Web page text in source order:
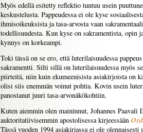
Myös edellä esitetty reflektio tuntuu usein
keskustelusta. Pappeudessa ei ole kyse
ihmisoikeuksista ja tasa-arvosta vaan
todellisuudesta. Kun kyse on sakramentista, opin
kynnys on korkeampi.
Toki tässä on se ero, että luterilaisuudessa
sakramentti. Silti sillä on luterilaisuudessa myös
piirteitä, niin kuin ekumeenisista asiakirjoista on
olisi siis enemmän voinut pohtia. Kovin usein
panostanut juuri tasa-arvonäkökohtiin.
Kuten aiemmin olen maininnut, Johannes Paavali
auktoritatiivisemmin apostolisessa kirjeessään
Tässä vuoden 1994 asiakirjassa ei ole olennaisesti